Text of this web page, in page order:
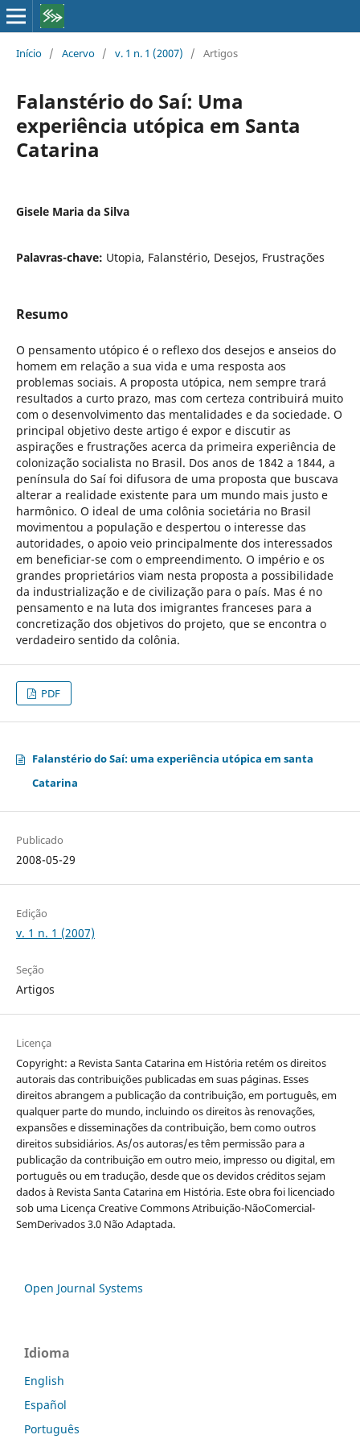
Início / Acervo / v. 1 n. 1 (2007) / Artigos
Falanstério do Saí: Uma
experiência utópica em Santa
Catarina
Gisele Maria da Silva
Palavras-chave: Utopia, Falanstério, Desejos, Frustrações
Resumo
O pensamento utópico é o reflexo dos desejos e anseios do
homem em relação a sua vida e uma resposta aos
problemas sociais. A proposta utópica, nem sempre trará
resultados a curto prazo, mas com certeza contribuirá muito
com o desenvolvimento das mentalidades e da sociedade. O
principal objetivo deste artigo é expor e discutir as
aspirações e frustrações acerca da primeira experiência de
colonização socialista no Brasil. Dos anos de 1842 a 1844, a
península do Saí foi difusora de uma proposta que buscava
alterar a realidade existente para um mundo mais justo e
harmônico. O ideal de uma colônia societária no Brasil
movimentou a população e despertou o interesse das
autoridades, o apoio veio principalmente dos interessados
em beneficiar-se com o empreendimento. O império e os
grandes proprietários viam nesta proposta a possibilidade
da industrialização e de civilização para o país. Mas é no
pensamento e na luta dos imigrantes franceses para a
concretização dos objetivos do projeto, que se encontra o
verdadeiro sentido da colônia.
PDF
Falanstério do Saí: uma experiência utópica em santa
Catarina
Publicado
2008-05-29
Edição
v. 1 n. 1 (2007)
Seção
Artigos
Licença
Copyright: a Revista Santa Catarina em História retém os direitos
autorais das contribuições publicadas em suas páginas. Esses
direitos abrangem a publicação da contribuição, em português, em
qualquer parte do mundo, incluindo os direitos às renovações,
expansões e disseminações da contribuição, bem como outros
direitos subsidiários. As/os autoras/es têm permissão para a
publicação da contribuição em outro meio, impresso ou digital, em
português ou em tradução, desde que os devidos créditos sejam
dados à Revista Santa Catarina em História. Este obra foi licenciado
sob uma Licença Creative Commons Atribuição-NãoComercial-
SemDerivados 3.0 Não Adaptada.
Open Journal Systems
Idioma
English
Español
Português